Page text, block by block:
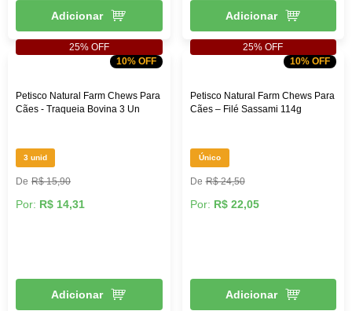
Adicionar Adicionar
10% OFF
25% OFF
Petisco Natural Farm Chews Para
Cães - Traqueia Bovina 3 Un
3 unid
R$ 15,90
Por: R$ 14,31
Adicionar
10% OFF
25% OFF
Petisco Natural Farm Chews Para
Cães – Filé Sassami 114g
Único
R$ 24,50
Por: R$ 22,05
Adicionar